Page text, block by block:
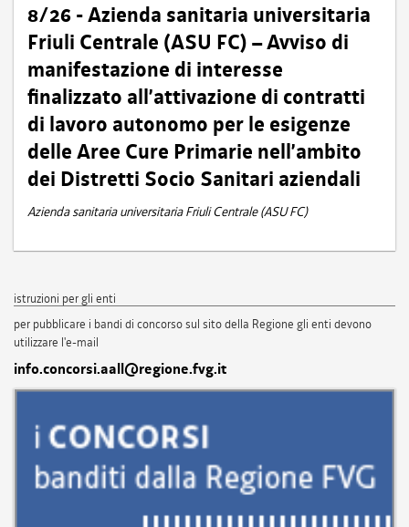
8/26 - Azienda sanitaria universitaria
Friuli Centrale (ASU FC) – Avviso di
manifestazione di interesse
finalizzato all’attivazione di contratti
di lavoro autonomo per le esigenze
delle Aree Cure Primarie nell’ambito
dei Distretti Socio Sanitari aziendali
Azienda sanitaria universitaria Friuli Centrale (ASU FC)
istruzioni per gli enti
per pubblicare i bandi di concorso sul sito della Regione gli enti devono
utilizzare l'e-mail
info.concorsi.aall@regione.fvg.it